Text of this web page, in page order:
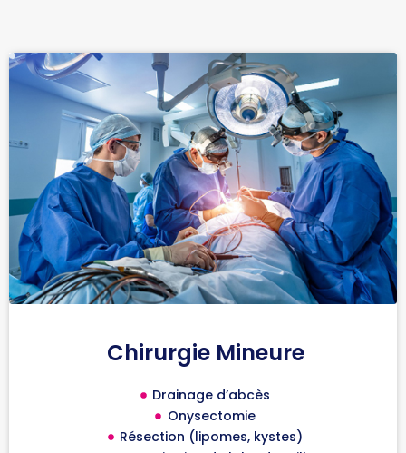
Chirurgie Mineure
Drainage d’abcès
Onysectomie
Résection (lipomes, kystes)